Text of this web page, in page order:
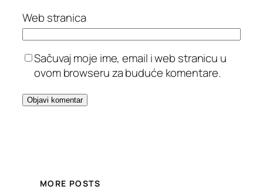
Web stranica
Sačuvaj moje ime, email i web stranicu u
ovom browseru za buduće komentare.
MORE POSTS